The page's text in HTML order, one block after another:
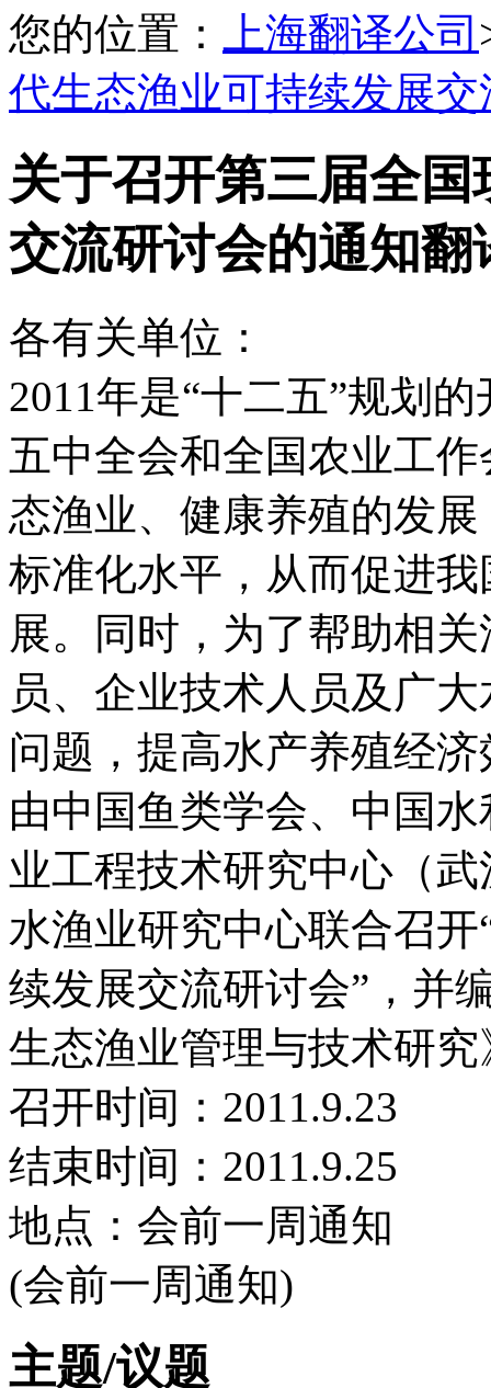
您的位置： 上海翻译公司
代生态渔业可持续发展
关于召开第三届全
交流研讨会的通知
各有关单位：
2011年是“十二五”规划
五中全会和全国农业工
态渔业、健康养殖的发
标准化水平，从而促进
展。同时，为了帮助相
员、企业技术人员及广
问题，提高水产养殖经
由中国鱼类学会、中国
业工程技术研究中心（
水渔业研究中心联合召
续发展交流研讨会”，并
生态渔业管理与技术研
召开时间：2011.9.23
结束时间：2011.9.25
地点：会前一周通知
(会前一周通知)
主题/议题